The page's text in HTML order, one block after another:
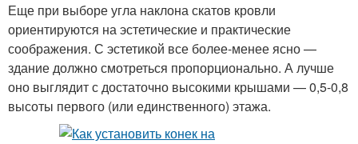
Еще при выборе угла наклона скатов кровли
ориентируются на эстетические и практические
соображения. С эстетикой все более-менее ясно —
здание должно смотреться пропорционально. А лучше
оно выглядит с достаточно высокими крышами — 0,5-0,8
высоты первого (или единственного) этажа.